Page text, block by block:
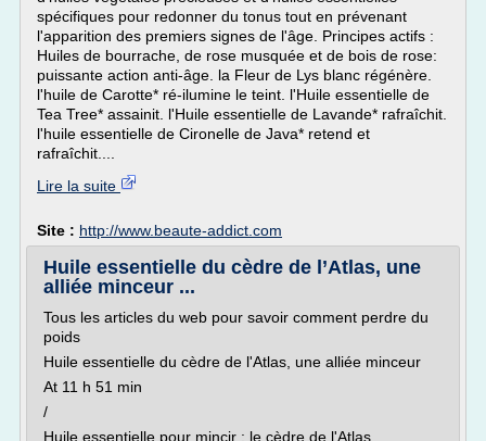
spécifiques pour redonner du tonus tout en prévenant
l'apparition des premiers signes de l'âge. Principes actifs :
Huiles de bourrache, de rose musquée et de bois de rose:
puissante action anti-âge. la Fleur de Lys blanc régénère.
l'huile de Carotte* ré-ilumine le teint. l'Huile essentielle de
Tea Tree* assainit. l'Huile essentielle de Lavande* rafraîchit.
l'huile essentielle de Cironelle de Java* retend et
rafraîchit....
Lire la suite
Site : http://www.beaute-addict.com
Huile essentielle du cèdre de l’Atlas, une
alliée minceur ...
Tous les articles du web pour savoir comment perdre du
poids
Huile essentielle du cèdre de l'Atlas, une alliée minceur
At 11 h 51 min
/
Huile essentielle pour mincir : le cèdre de l'Atlas